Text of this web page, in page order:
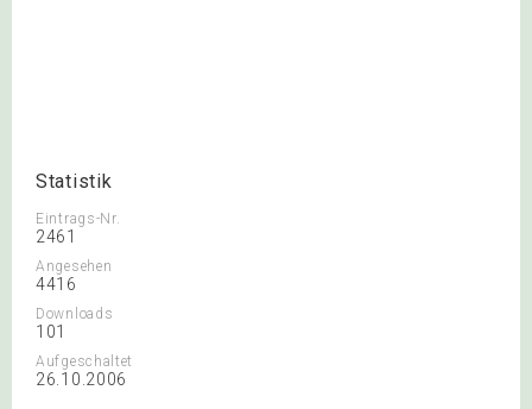
Statistik
Eintrags-Nr.
2461
Angesehen
4416
Downloads
101
Aufgeschaltet
26.10.2006